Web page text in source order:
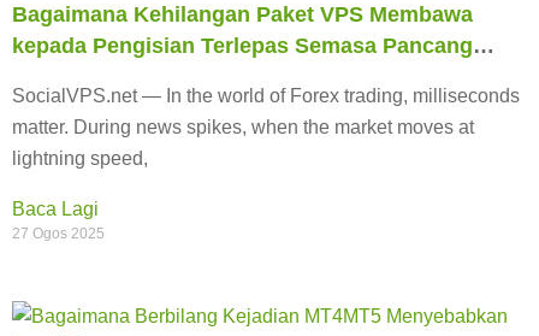
Bagaimana Kehilangan Paket VPS Membawa
kepada Pengisian Terlepas Semasa Pancang
SocialVPS.net — In the world of Forex trading, milliseconds
matter. During news spikes, when the market moves at
lightning speed,
Baca Lagi
27 Ogos 2025